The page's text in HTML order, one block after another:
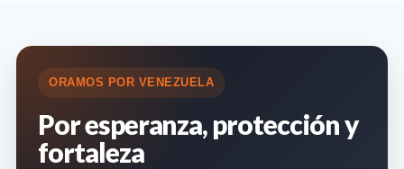
ORAMOS POR VENEZUELA
Por esperanza, protección y
fortaleza